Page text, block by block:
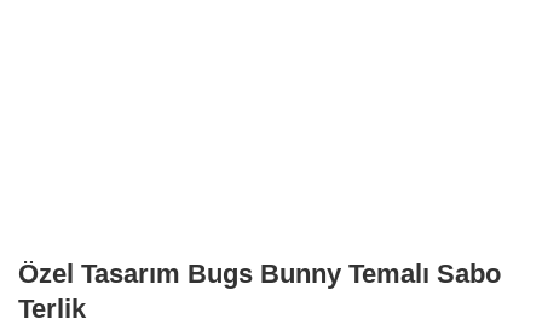
Özel Tasarım Bugs Bunny Temalı Sabo
Terlik